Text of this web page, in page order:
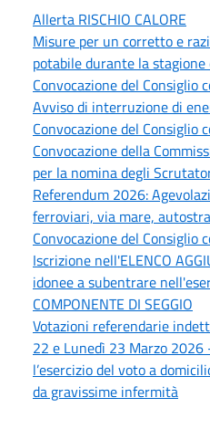
Allerta RISCHIO CALORE
Misure per un corretto e
potabile durante la
Convocazione del Consiglio
Avviso di interruzione di
Convocazione del Consiglio
Convocazione della
per la nomina degli
Referendum 2026:
ferroviari, via mare,
Convocazione del Consiglio
Iscrizione nell'ELENCO
idonee a subentrare
COMPONENTE DI SEGGIO
Votazioni referendarie
22 e Lunedì 23 Marzo 2026
l’esercizio del voto a
da gravissime infermità